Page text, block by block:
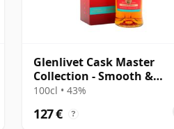
Glenlivet Cask Master
Collection - Smooth &
Creamy Single Ma 16 Jahre
100cl • 43%
127 € ?